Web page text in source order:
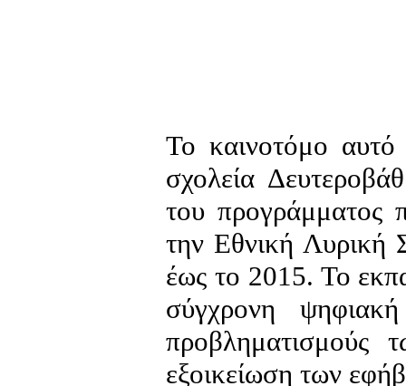
Το καινοτόμο αυτό
σχολεία
του προγράμματος
την Εθνική Λυρική
έως το 2015. Το
σύγχρονη
προβληματισμούς
εξοικείωση των